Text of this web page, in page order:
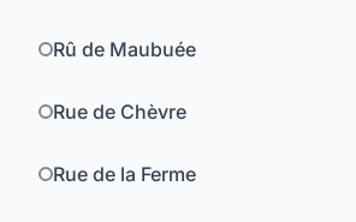
Rû de Maubuée
Rue de Chèvre
Rue de la Ferme